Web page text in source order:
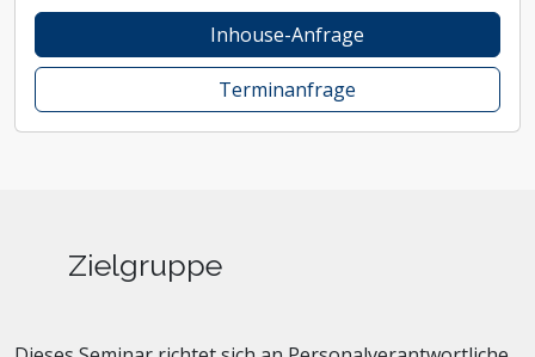
Inhouse-Anfrage
Terminanfrage
Zielgruppe